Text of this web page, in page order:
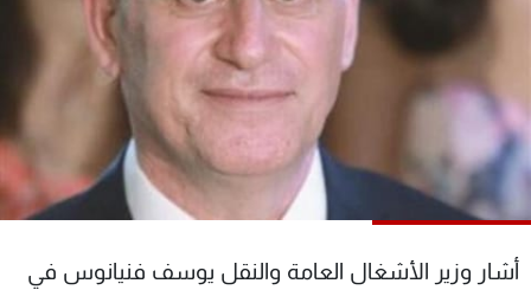
أشار وزير الأشغال العامة والنقل يوسف فنيانوس في
كأس العالم
البرامج
جدول البرامج
شاهد البرامج